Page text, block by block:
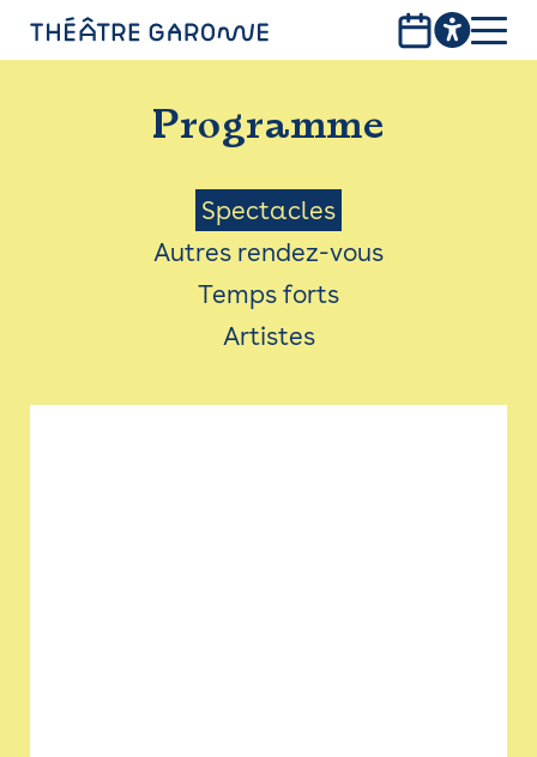
PROGRAMME
INFOS PRATIQUES
AVEC LES PUBLICS
ACCESSIBILITÉ
LES PRODUCTIONS
Programme
Menu
Saison
Spectacles
Autres rendez-vous
Temps forts
Artistes